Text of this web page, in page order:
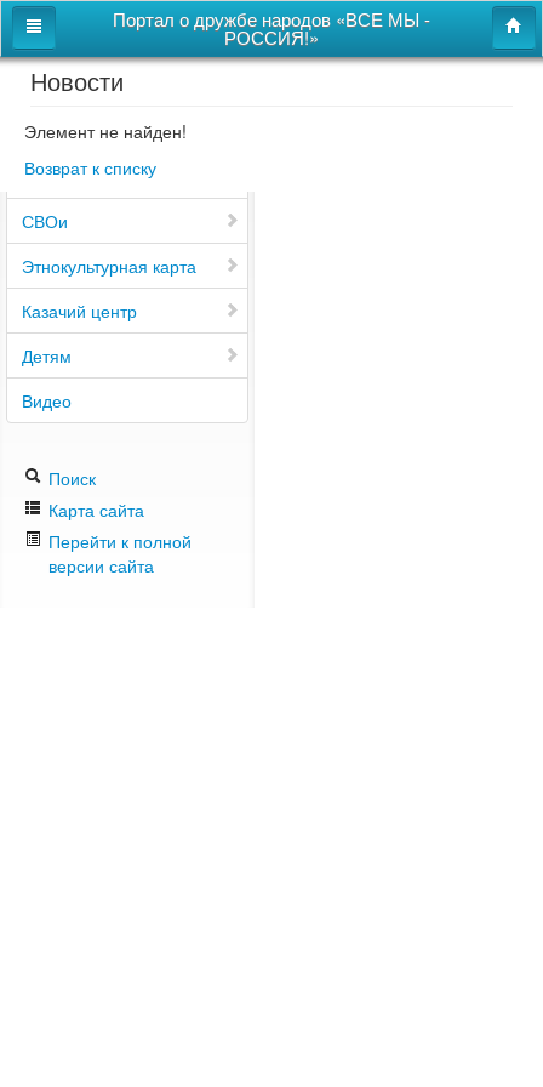
Портал о дружбе народов «ВСЕ МЫ -
РОССИЯ!»
Главная
Дом дружбы народов
Новости
СВОи
Этнокультурная карта
Казачий центр
Детям
Видео
Поиск
Карта сайта
Перейти к полной
версии сайта
Новости
Элемент не найден!
Возврат к списку